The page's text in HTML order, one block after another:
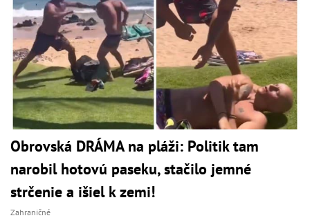
Obrovská DRÁMA na pláži: Politik tam
narobil hotovú paseku, stačilo jemné
strčenie a išiel k zemi!
Zahraničné